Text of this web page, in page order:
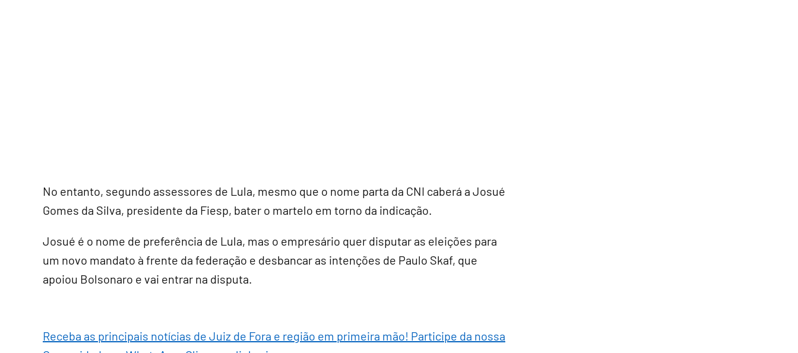
No entanto, segundo assessores de Lula, mesmo que o nome parta da CNI caberá a Josué
Gomes da Silva, presidente da Fiesp, bater o martelo em torno da indicação.
Josué é o nome de preferência de Lula, mas o empresário quer disputar as eleições para
um novo mandato à frente da federação e desbancar as intenções de Paulo Skaf, que
apoiou Bolsonaro e vai entrar na disputa.
Receba as principais notícias de Juiz de Fora e região em primeira mão! Participe da nossa